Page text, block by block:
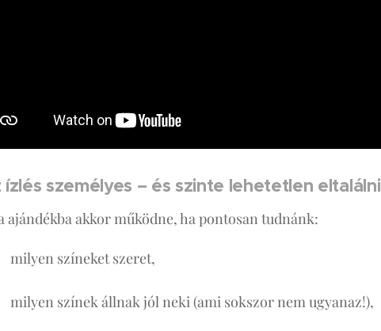
ízlés személyes – és szinte lehetetlen eltalálni
ajándékba akkor működne, ha pontosan tudnánk:
milyen színeket szeret,
milyen színek állnak jól neki (ami sokszor nem ugyanaz!),